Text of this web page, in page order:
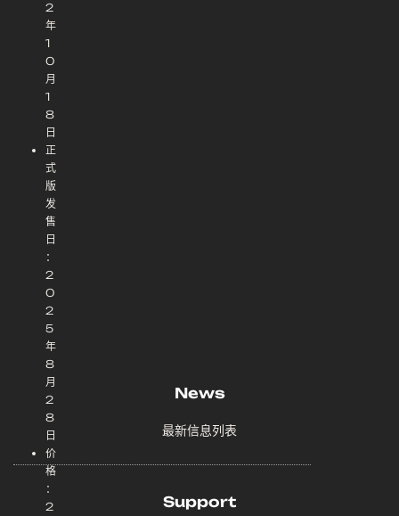
2
年
1
0
月
1
8
日
正
式
版
发
售
日
：
2
0
2
5
年
8
月
2
8
日
价
格
：
2
News
最新信息列表
Support